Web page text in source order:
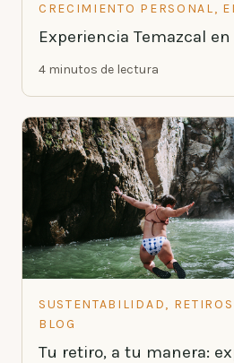
CRECIMIENTO PERSONAL,
Experiencia Temazcal
4 minutos de lectura
SUSTENTABILIDAD,
BLOG
Tu retiro, a tu manera: